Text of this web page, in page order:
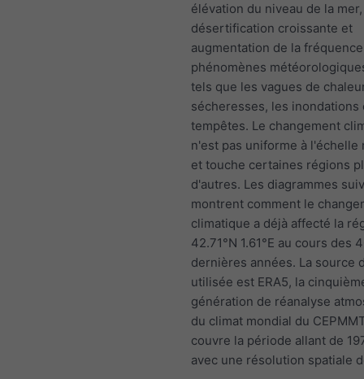
élévation du niveau de la mer,
désertification croissante et
augmentation de la
phénomènes
tels que les vagues de
sécheresses, les inondations
tempêtes. Le changement
n'est pas uniforme à l'échelle
et touche certaines régions
d'autres. Les diagrammes
montrent comment le
climatique a déjà affecté la
42.71°N 1.61°E au cours des
dernières années. La source
utilisée est ERA5, la
génération de réanalyse
du climat mondial du
couvre la période allant de
avec une résolution spatiale